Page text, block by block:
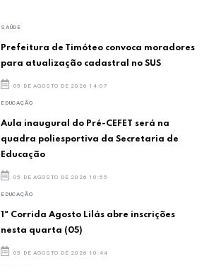
SAÚDE
Prefeitura de Timóteo convoca moradores
para atualização cadastral no SUS
05 DE AGOSTO DE 2026 14:07
EDUCAÇÃO
Aula inaugural do Pré-CEFET será na
quadra poliesportiva da Secretaria de
Educação
05 DE AGOSTO DE 2026 10:55
EDUCAÇÃO
1ª Corrida Agosto Lilás abre inscrições
nesta quarta (05)
05 DE AGOSTO DE 2026 10:44